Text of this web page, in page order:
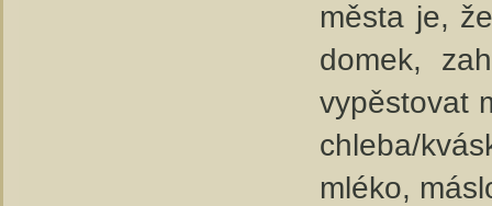
města je,
domek,
vypěstovat
chleba/
mléko,